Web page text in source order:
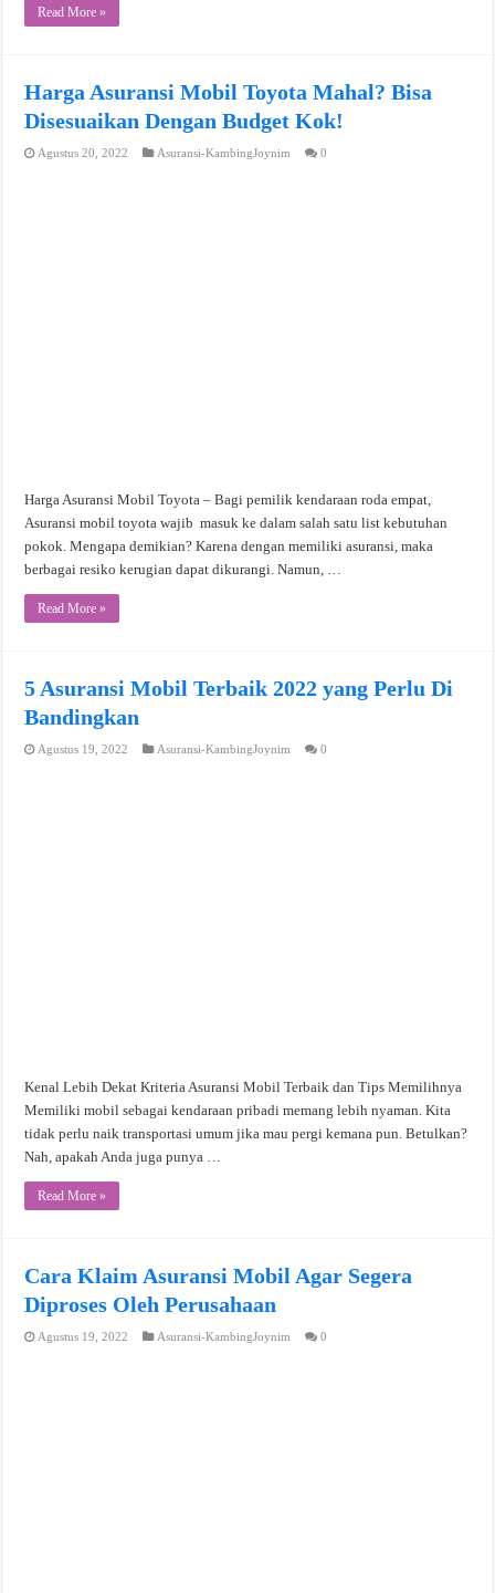
Read More »
Harga Asuransi Mobil Toyota Mahal? Bisa
Disesuaikan Dengan Budget Kok!
Agustus 20, 2022 Asuransi-KambingJoynim 0
Harga Asuransi Mobil Toyota – Bagi pemilik kendaraan roda empat,
Asuransi mobil toyota wajib masuk ke dalam salah satu list kebutuhan
pokok. Mengapa demikian? Karena dengan memiliki asuransi, maka
berbagai resiko kerugian dapat dikurangi. Namun, …
Read More »
5 Asuransi Mobil Terbaik 2022 yang Perlu Di
Bandingkan
Agustus 19, 2022 Asuransi-KambingJoynim 0
Kenal Lebih Dekat Kriteria Asuransi Mobil Terbaik dan Tips Memilihnya
Memiliki mobil sebagai kendaraan pribadi memang lebih nyaman. Kita
tidak perlu naik transportasi umum jika mau pergi kemana pun. Betulkan?
Nah, apakah Anda juga punya …
Read More »
Cara Klaim Asuransi Mobil Agar Segera
Diproses Oleh Perusahaan
Agustus 19, 2022 Asuransi-KambingJoynim 0